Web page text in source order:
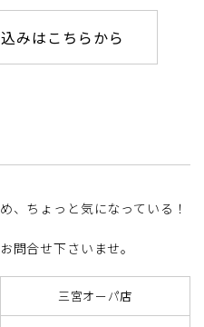
みはこちらから
、ちょっと気になっている！
問合せ下さいませ。
三宮オーパ店